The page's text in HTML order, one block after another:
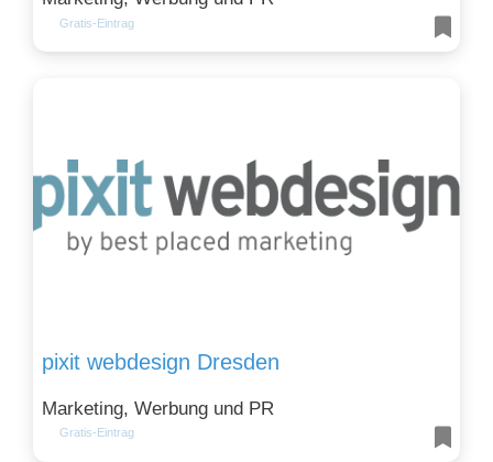
Gratis-Eintrag
pixit webdesign Dresden
Marketing, Werbung und PR
Gratis-Eintrag